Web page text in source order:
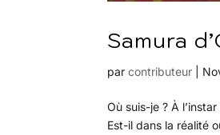
Samura
parcontributeur
Où suis-je ? À
Est-il dans la réalité